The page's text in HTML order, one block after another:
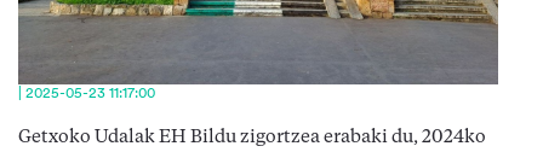
| 2025-05-23 11:17:00
Getxoko Udalak EH Bildu zigortzea erabaki du, 2024ko